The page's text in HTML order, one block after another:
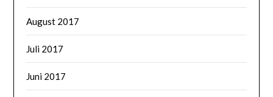
August 2017
Juli 2017
Juni 2017